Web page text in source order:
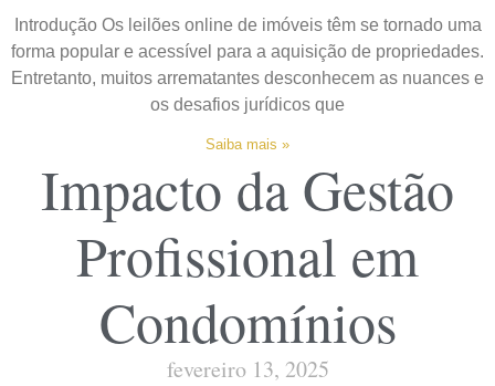
Introdução Os leilões online de imóveis têm se tornado uma
forma popular e acessível para a aquisição de propriedades.
Entretanto, muitos arrematantes desconhecem as nuances e
os desafios jurídicos que
Saiba mais »
Impacto da Gestão
Profissional em
Condomínios
fevereiro 13, 2025